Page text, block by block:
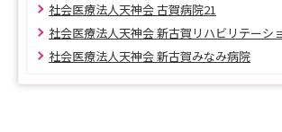
社会医療法人天神会 古賀病院21
社会医療法人天神会 新古賀リハビリテーシ
社会医療法人天神会 新古賀みなみ病院